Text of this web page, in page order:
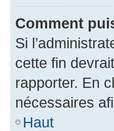
Comment
Si
cette fin
rapporter. En
nécessaires
Haut